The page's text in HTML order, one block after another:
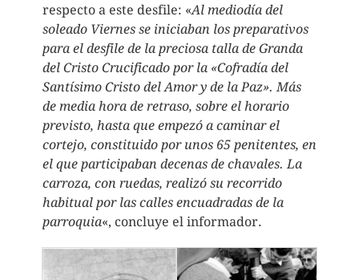
respecto a este desfile: «Al mediodía del
soleado Viernes se iniciaban los preparativos
para el desfile de la preciosa talla de Granda
del Cristo Crucificado por la «Cofradía del
Santísimo Cristo del Amor y de la Paz». Más
de media hora de retraso, sobre el horario
previsto, hasta que empezó a caminar el
cortejo, constituido por unos 65 penitentes, en
el que participaban decenas de chavales. La
carroza, con ruedas, realizó su recorrido
habitual por las calles encuadradas de la
parroquia«, concluye el informador.